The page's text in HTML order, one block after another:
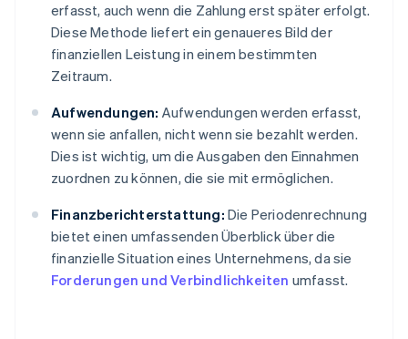
erfasst, auch wenn die Zahlung erst später erfolgt.
Diese Methode liefert ein genaueres Bild der
finanziellen Leistung in einem bestimmten
Zeitraum.
Aufwendungen: Aufwendungen werden erfasst,
wenn sie anfallen, nicht wenn sie bezahlt werden.
Dies ist wichtig, um die Ausgaben den Einnahmen
zuordnen zu können, die sie mit ermöglichen.
Finanzberichterstattung: Die Periodenrechnung
bietet einen umfassenden Überblick über die
finanzielle Situation eines Unternehmens, da sie
Forderungen und Verbindlichkeiten umfasst.